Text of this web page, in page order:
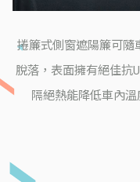
捲簾式側窗遮陽簾可隨
脫落，表面擁有絕佳抗
隔絕熱能降低車內溫